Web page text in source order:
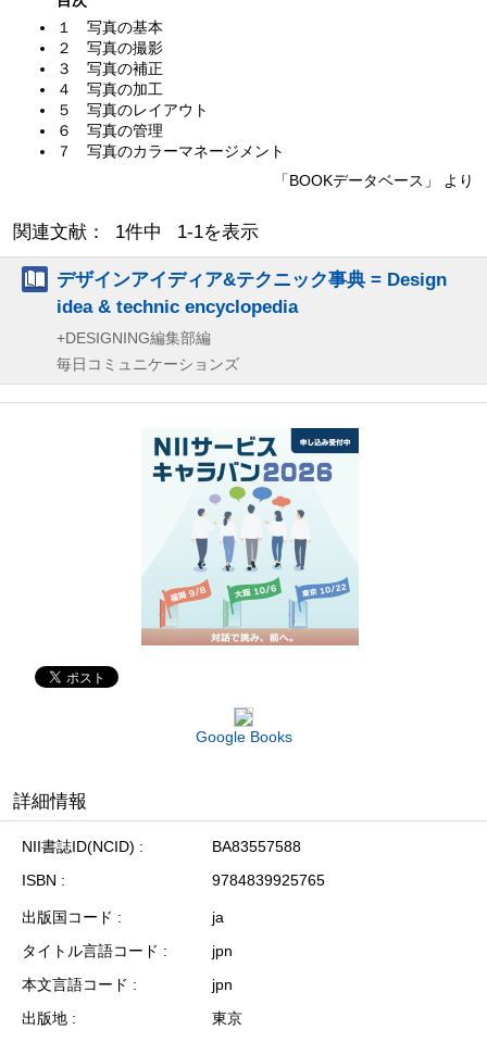
１ 写真の基本
２ 写真の撮影
３ 写真の補正
４ 写真の加工
５ 写真のレイアウト
６ 写真の管理
７ 写真のカラーマネージメント
「BOOKデータベース」 より
関連文献： 1件中 1-1を表示
デザインアイディア&テクニック事典 = Design
idea & technic encyclopedia
+DESIGNING編集部編
毎日コミュニケーションズ
Google Books
詳細情報
NII書誌ID(NCID)
BA83557588
ISBN
9784839925765
出版国コード
ja
タイトル言語コード
jpn
本文言語コード
jpn
出版地
東京